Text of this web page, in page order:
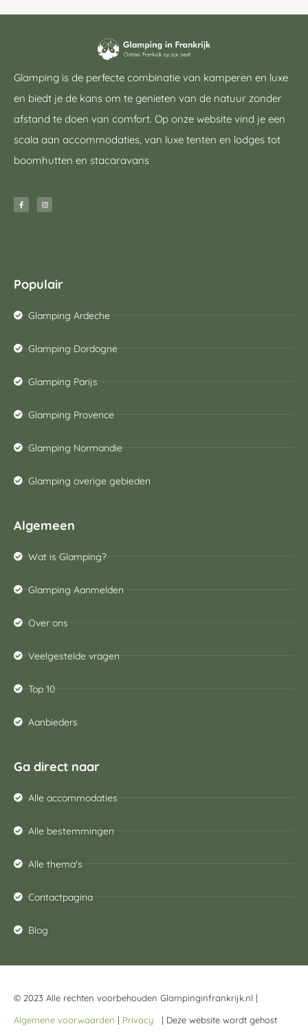
Glamping is de perfecte combinatie van kamperen en luxe
en biedt je de kans om te genieten van de natuur zonder
afstand te doen van comfort. Op onze website vind je een
scala aan accommodaties, van luxe tenten en lodges tot
boomhutten en stacaravans
Populair
Glamping Ardeche
Glamping Dordogne
Glamping Parijs
Glamping Provence
Glamping Normandie
Glamping overige gebieden
Algemeen
Wat is Glamping?
Glamping Aanmelden
Over ons
Veelgestelde vragen
Top 10
Aanbieders
Ga direct naar
Alle accommodaties
Alle bestemmingen
Alle thema's
Contactpagina
Blog
© 2023 Alle rechten voorbehouden Glampinginfrankrijk.nl |
Algemene voorwaarden | Privacy | Deze website wordt gehost